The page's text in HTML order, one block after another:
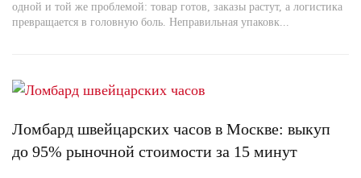
одной и той же проблемой: товар готов, заказы растут, а логистика
превращается в головную боль. Неправильная упаковк...
Ломбард швейцарских часов в Москве: выкуп
до 95% рыночной стоимости за 15 минут